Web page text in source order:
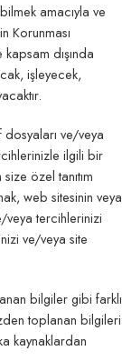
amacıyla ve
Korunması
dışında
işleyecek,
ve/veya
ilgili bir
özel tanıtım
web sitesinin veya
veya tercihlerinizi
ve/veya site
bilgiler gibi farklı
toplanan bilgileri
kaynaklardan